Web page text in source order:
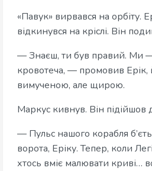
«Павук» вирвався на орбіту.
відкинувся на кріслі. Він
— Знаєш, ти був правий. Ми
кровотеча, — промовив Ерік,
вимученою, але щирою.
Маркус кивнув. Він підійшов
— Пульс нашого корабля
ворота, Еріку. Тепер, коли
хтось вміє малювати криві…